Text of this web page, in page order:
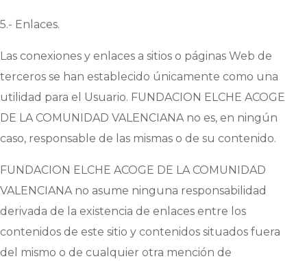
5.- Enlaces.
Las conexiones y enlaces a sitios o páginas Web de
terceros se han establecido únicamente como una
utilidad para el Usuario. FUNDACION ELCHE ACOGE
DE LA COMUNIDAD VALENCIANAno es, en ningún
caso, responsable de las mismas o de su contenido.
FUNDACION ELCHE ACOGE DE LA COMUNIDAD
VALENCIANAno asume ninguna responsabilidad
derivada de la existencia de enlaces entre los
contenidos de este sitio y contenidos situados fuera
del mismo o de cualquier otra mención de